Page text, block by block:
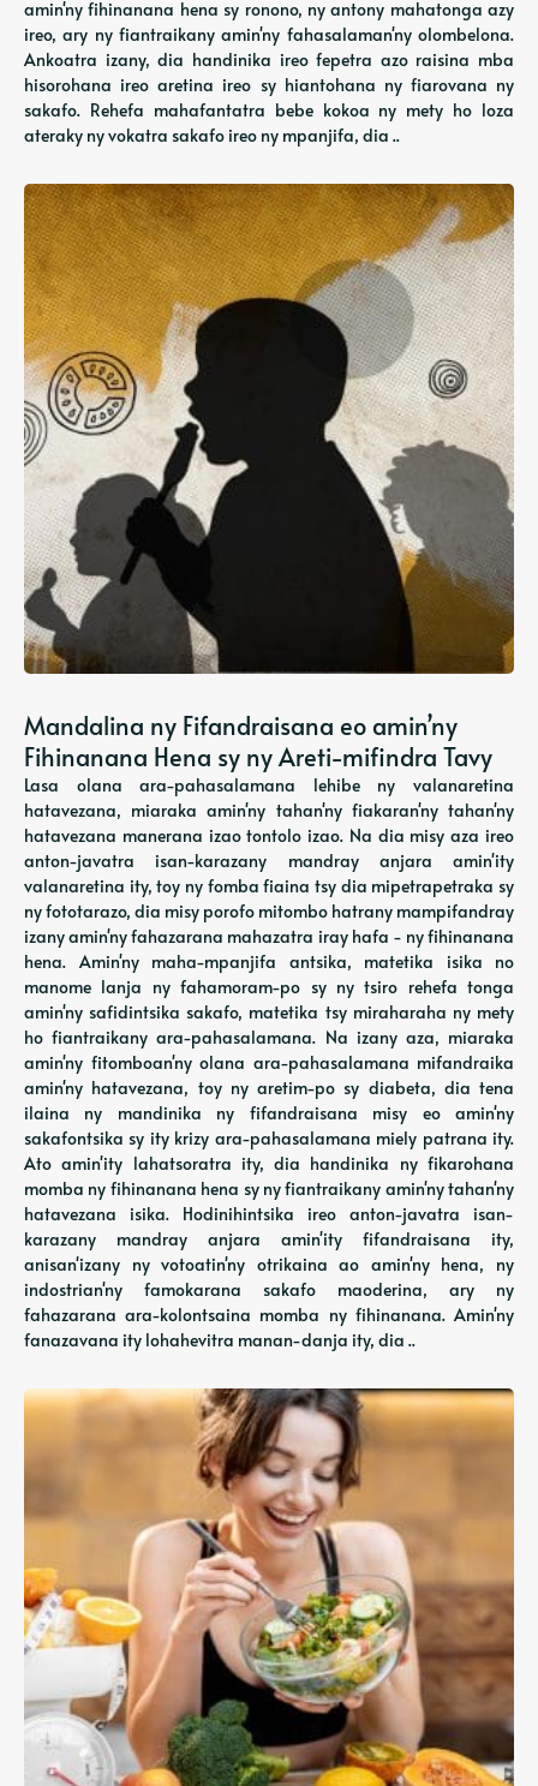
amin'ny fihinanana hena sy ronono, ny antony mahatonga azy
ireo, ary ny fiantraikany amin'ny fahasalaman'ny olombelona.
Ankoatra izany, dia handinika ireo fepetra azo raisina mba
hisorohana ireo aretina ireo sy hiantohana ny fiarovana ny
sakafo. Rehefa mahafantatra bebe kokoa ny mety ho loza
ateraky ny vokatra sakafo ireo ny mpanjifa, dia ..
Mandalina ny Fifandraisana eo amin’ny
Fihinanana Hena sy ny Areti-mifindra Tavy
Lasa olana ara-pahasalamana lehibe ny valanaretina
hatavezana, miaraka amin'ny tahan'ny fiakaran'ny tahan'ny
hatavezana manerana izao tontolo izao. Na dia misy aza ireo
anton-javatra isan-karazany mandray anjara amin'ity
valanaretina ity, toy ny fomba fiaina tsy dia mipetrapetraka sy
ny fototarazo, dia misy porofo mitombo hatrany mampifandray
izany amin'ny fahazarana mahazatra iray hafa - ny fihinanana
hena. Amin'ny maha-mpanjifa antsika, matetika isika no
manome lanja ny fahamoram-po sy ny tsiro rehefa tonga
amin'ny safidintsika sakafo, matetika tsy miraharaha ny mety
ho fiantraikany ara-pahasalamana. Na izany aza, miaraka
amin'ny fitomboan'ny olana ara-pahasalamana mifandraika
amin'ny hatavezana, toy ny aretim-po sy diabeta, dia tena
ilaina ny mandinika ny fifandraisana misy eo amin'ny
sakafontsika sy ity krizy ara-pahasalamana miely patrana ity.
Ato amin'ity lahatsoratra ity, dia handinika ny fikarohana
momba ny fihinanana hena sy ny fiantraikany amin'ny tahan'ny
hatavezana isika. Hodinihintsika ireo anton-javatra isan-
karazany mandray anjara amin'ity fifandraisana ity,
anisan'izany ny votoatin'ny otrikaina ao amin'ny hena, ny
indostrian'ny famokarana sakafo maoderina, ary ny
fahazarana ara-kolontsaina momba ny fihinanana. Amin'ny
fanazavana ity lohahevitra manan-danja ity, dia ..